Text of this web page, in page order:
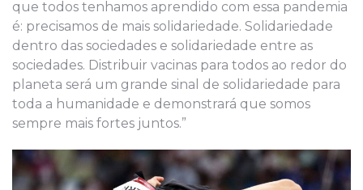
que todos tenhamos aprendido com essa pandemia
é: precisamos de mais solidariedade. Solidariedade
dentro das sociedades e solidariedade entre as
sociedades. Distribuir vacinas para todos ao redor do
planeta será um grande sinal de solidariedade para
toda a humanidade e demonstrará que somos
sempre mais fortes juntos.”